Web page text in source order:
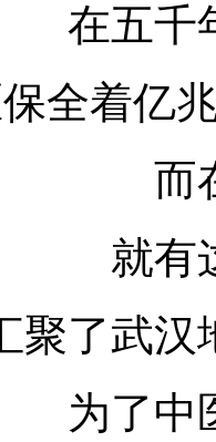
在五千年
着亿兆
而在
就有这
了武汉
为了中医